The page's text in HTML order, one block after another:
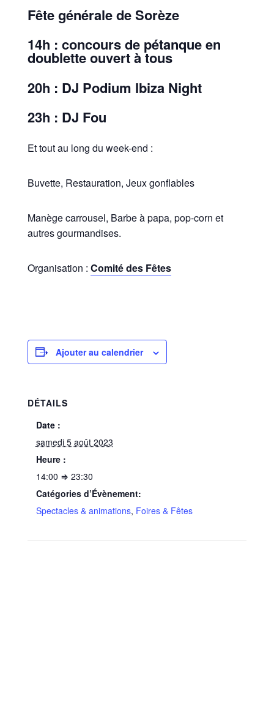
Fête générale de Sorèze
14h : concours de pétanque en
doublette ouvert à tous
20h : DJ Podium Ibiza Night
23h : DJ Fou
Et tout au long du week-end :
Buvette, Restauration, Jeux gonflables
Manège carrousel, Barbe à papa, pop-corn et
autres gourmandises.
Organisation : Comité des Fêtes
Ajouter au calendrier
DÉTAILS
Date :
samedi 5 août 2023
Heure :
14:00 ⇒ 23:30
Catégories d’Évènement:
Spectacles & animations, Foires & Fêtes